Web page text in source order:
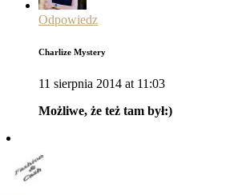
Odpowiedz
Charlize Mystery
11 sierpnia 2014 at 11:03
Możliwe, że też tam był:)